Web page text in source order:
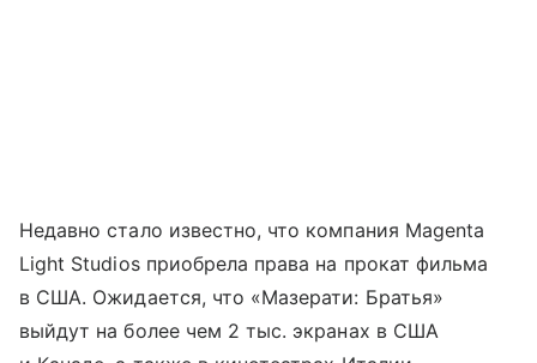
Недавно стало известно, что компания Magenta
Light Studios приобрела права на прокат фильма
в США. Ожидается, что «Мазерати: Братья»
выйдут на более чем 2 тыс. экранах в США